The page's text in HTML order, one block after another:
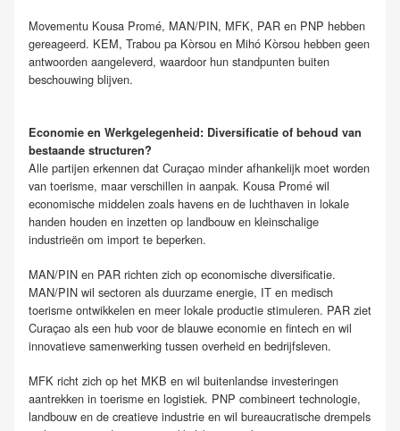
Movementu Kousa Promé, MAN/PIN, MFK, PAR en PNP hebben
gereageerd. KEM, Trabou pa Kòrsou en Mihó Kòrsou hebben geen
antwoorden aangeleverd, waardoor hun standpunten buiten
beschouwing blijven.
Economie en Werkgelegenheid: Diversificatie of behoud van
bestaande structuren?
Alle partijen erkennen dat Curaçao minder afhankelijk moet worden
van toerisme, maar verschillen in aanpak. Kousa Promé wil
economische middelen zoals havens en de luchthaven in lokale
handen houden en inzetten op landbouw en kleinschalige
industrieën om import te beperken.
MAN/PIN en PAR richten zich op economische diversificatie.
MAN/PIN wil sectoren als duurzame energie, IT en medisch
toerisme ontwikkelen en meer lokale productie stimuleren. PAR ziet
Curaçao als een hub voor de blauwe economie en fintech en wil
innovatieve samenwerking tussen overheid en bedrijfsleven.
MFK richt zich op het MKB en wil buitenlandse investeringen
aantrekken in toerisme en logistiek. PNP combineert technologie,
landbouw en de creatieve industrie en wil bureaucratische drempels